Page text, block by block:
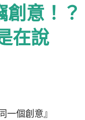
創意！？
在說
個創意』